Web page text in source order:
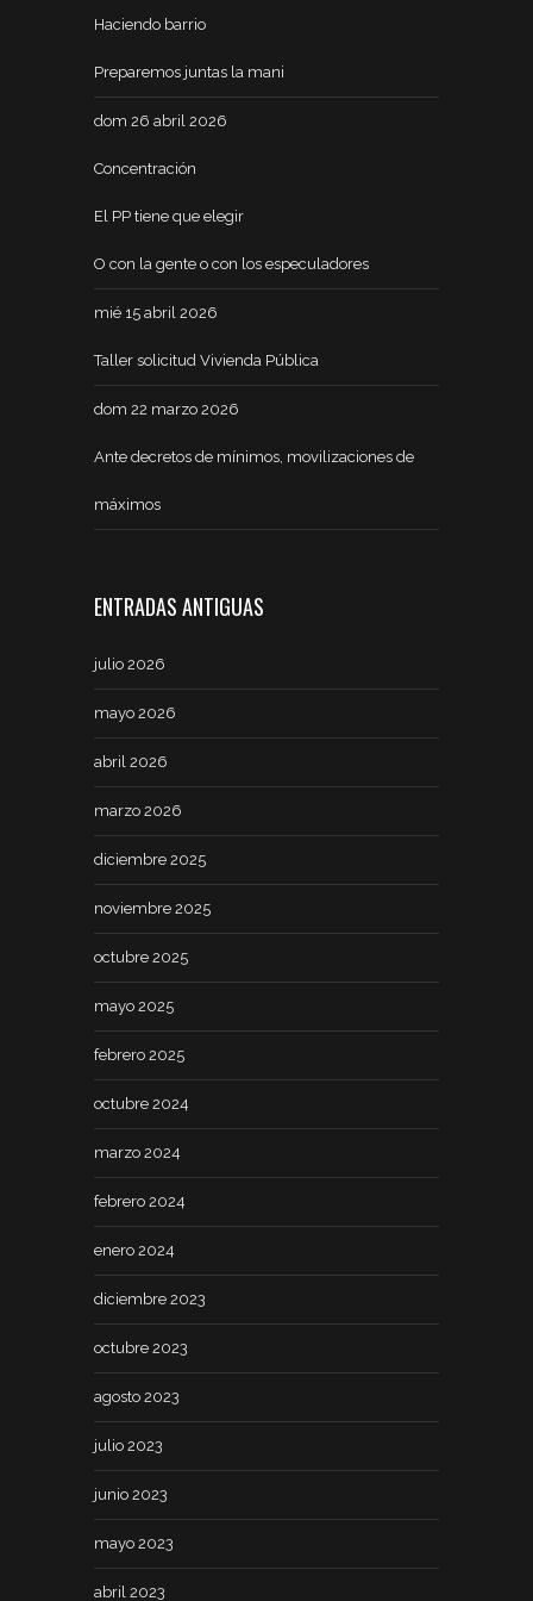
Haciendo barrio
Preparemos juntas la mani
dom 26 abril 2026
Concentración
El PP tiene que elegir
O con la gente o con los especuladores
mié 15 abril 2026
Taller solicitud Vivienda Pública
dom 22 marzo 2026
Ante decretos de mínimos, movilizaciones de
máximos
ENTRADAS ANTIGUAS
julio 2026
mayo 2026
abril 2026
marzo 2026
diciembre 2025
noviembre 2025
octubre 2025
mayo 2025
febrero 2025
octubre 2024
marzo 2024
febrero 2024
enero 2024
diciembre 2023
octubre 2023
agosto 2023
julio 2023
junio 2023
mayo 2023
abril 2023